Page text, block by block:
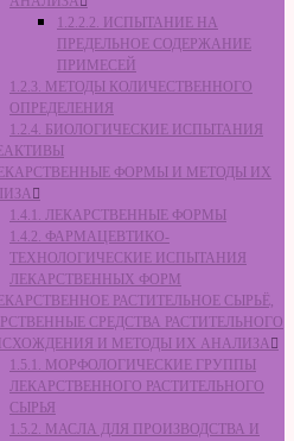
1.2.2.2. ИСПЫТАНИЕ НА
ПРЕДЕЛЬНОЕ СОДЕРЖАНИЕ
ПРИМЕСЕЙ
1.2.3. МЕТОДЫ КОЛИЧЕСТВЕННОГО
ОПРЕДЕЛЕНИЯ
1.2.4. БИОЛОГИЧЕСКИЕ ИСПЫТАНИЯ
ФОРМЫ И МЕТОДЫ ИХ
1.4.1. ЛЕКАРСТВЕННЫЕ ФОРМЫ
1.4.2. ФАРМАЦЕВТИКО-
ТЕХНОЛОГИЧЕСКИЕ ИСПЫТАНИЯ
ЛЕКАРСТВЕННЫХ ФОРМ
РАСТИТЕЛЬНОЕ СЫРЬЁ,
СРЕДСТВА РАСТИТЕЛЬНОГО
И МЕТОДЫ ИХ АНАЛИЗА
1.5.1. МОРФОЛОГИЧЕСКИЕ ГРУППЫ
ЛЕКАРСТВЕННОГО РАСТИТЕЛЬНОГО
СЫРЬЯ
1.5.2. МАСЛА ДЛЯ ПРОИЗВОДСТВА И